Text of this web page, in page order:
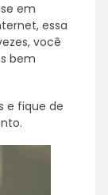
em
essa
você
bem
e fique de